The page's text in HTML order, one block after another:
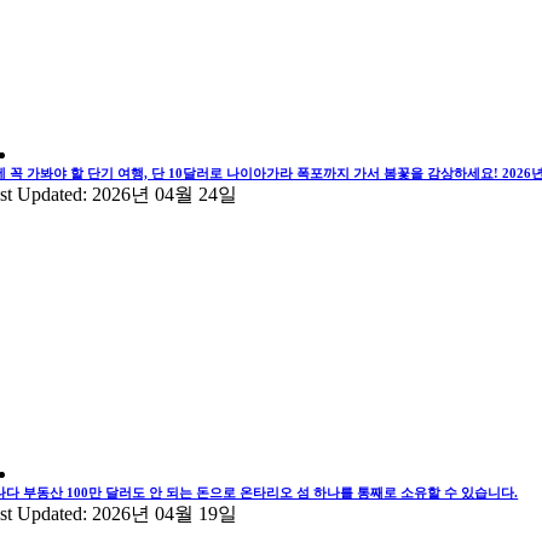
꼭 가봐야 할 단기 여행, 단 10달러로 나이아가라 폭포까지 가서 봄꽃을 감상하세요! 2026
Updated: 2026년 04월 24일
다 부동산 100만 달러도 안 되는 돈으로 온타리오 섬 하나를 통째로 소유할 수 있습니다.
Updated: 2026년 04월 19일